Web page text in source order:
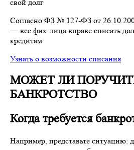
свой долг
Согласно ФЗ № 127-ФЗ от
— все физ. лица вправе списать
кредитам
Узнать о возможности списания
МОЖЕТ ЛИ
БАНКРОТСТВО
Когда требуется
Например, представьте ситуацию: